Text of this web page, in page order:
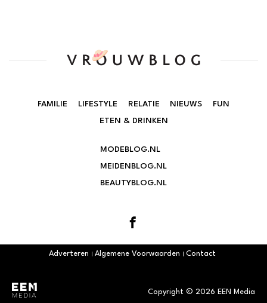
FAMILIE LIFESTYLE RELATIE NIEUWS
FUN
ETEN & DRINKEN
MODEBLOG.NL
MEIDENBLOG.NL
BEAUTYBLOG.NL
Copyright © 2026 EEN Media
Adverteren Algemene Voorwaarden Contact